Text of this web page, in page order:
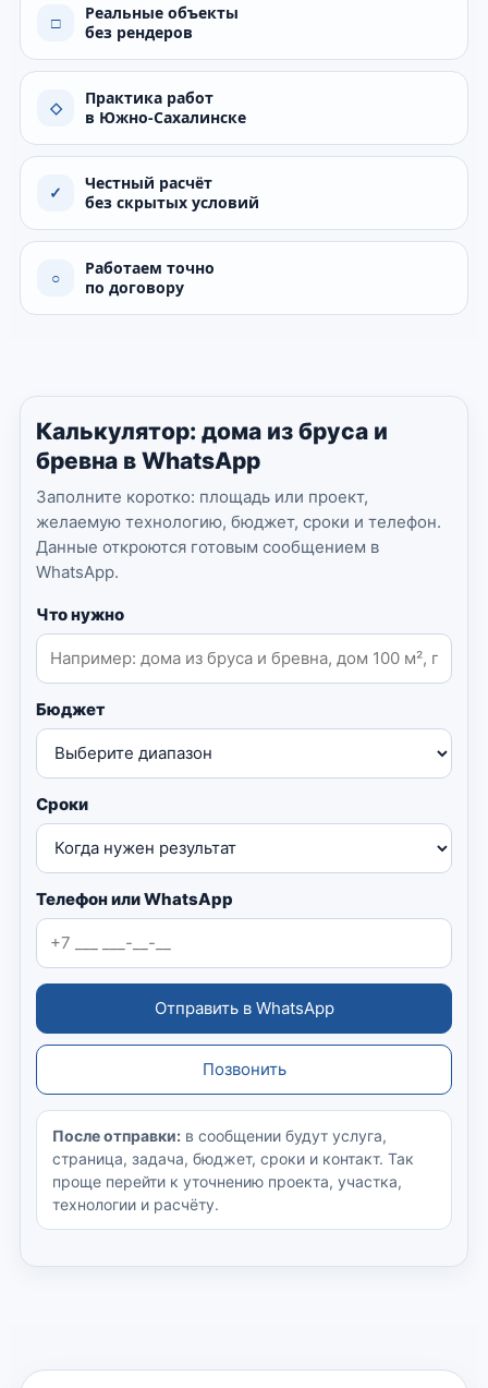
□
Реальные объекты
без рендеров
◇
Практика работ
в Южно-Сахалинске
✓
Честный расчёт
без скрытых условий
○
Работаем точно
по договору
Калькулятор: дома из бруса и
бревна в WhatsApp
Заполните коротко: площадь или проект,
желаемую технологию, бюджет, сроки и телефон.
Данные откроются готовым сообщением в
WhatsApp.
Что нужно
Бюджет
Сроки
Телефон или WhatsApp
Отправить в WhatsApp
Позвонить
После отправки: в сообщении будут услуга,
страница, задача, бюджет, сроки и контакт. Так
проще перейти к уточнению проекта, участка,
технологии и расчёту.